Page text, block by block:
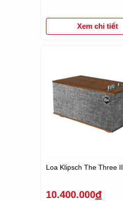
Xem chi tiết
Loa Klipsch The Three II
10.400.000đ